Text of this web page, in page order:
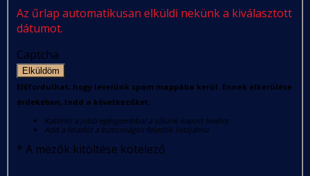
Az űrlap automatikusan elküldi nekünk a kiválasztott
dátumot.
Captcha
Elküldöm
Előfordulhat, hogy levelünk spam mappába kerül. Ennek elkerülése
érdekében, tedd a következőket:
Kattints a jobb egérgombbal a tőlünk kapott levélre
Add a feladót a biztonságos feladók listájához
* A mezők kitöltése kötelező